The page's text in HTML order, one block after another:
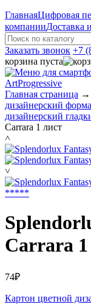
ГлавнаяЦифровая
компанииДоставка
Заказать звонок +7
корзина пуста
ArtProgressive
Главная страница →
дизайнерский
дизайнерский
Carrara 1 лист
˄
˅
*****
Carrara 1
74₽
Картон цветной